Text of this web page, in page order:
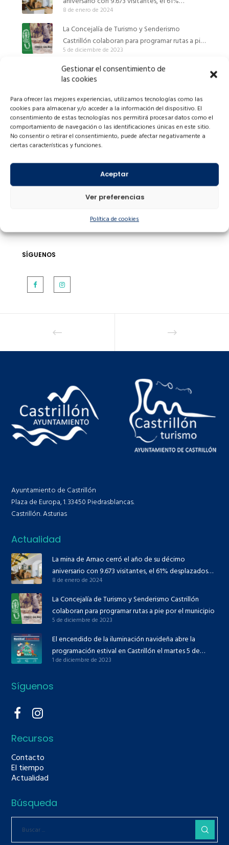
Gestionar el consentimiento de
las cookies
Para ofrecer las mejores experiencias, utilizamos tecnologías como las
cookies para almacenar y/o acceder a la información del dispositivo. El
consentimiento de estas tecnologías nos permitirá procesar datos como el
comportamiento de navegación o las identificaciones únicas en este sitio.
No consentir o retirar el consentimiento, puede afectar negativamente a
ciertas características y funciones.
Aceptar
Ver preferencias
Política de cookies
desplazados desde fuera de Asturias
8 de enero de 2024
La Concejalía de Turismo y Senderismo
Castrillón colaboran para programar rutas a pie
por el municipio
5 de diciembre de 2023
El encendido de la iluminación navideña abre la
programación estival en Castrillón el martes 5
Castrillón acoge su primer concurso
gastronómico de setas
3 de noviembre de 2023
SÍGUENOS
Ayuntamiento de Castrillón
Plaza de Europa, 1. 33450 Piedrasblancas.
Castrillón. Asturias
Actualidad
La mina de Arnao cerró el año de su décimo
aniversario con 9.673 visitantes, el 61% desplazados
desde fuera de Asturias
8 de enero de 2024
La Concejalía de Turismo y Senderismo Castrillón
colaboran para programar rutas a pie por el municipio
5 de diciembre de 2023
El encendido de la iluminación navideña abre la
programación estival en Castrillón el martes 5 de
diciembre
1 de diciembre de 2023
Síguenos
Recursos
Contacto
El tiempo
Actualidad
Búsqueda